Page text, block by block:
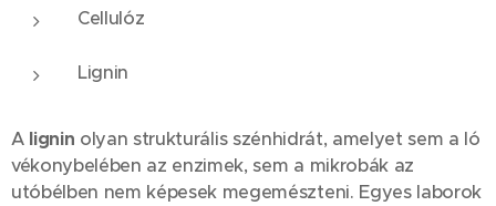
Cellulóz
Lignin
A lignin olyan strukturális szénhidrát, amelyet sem a ló
vékonybelében az enzimek, sem a mikrobák az
utóbélben nem képesek megemészteni. Egyes laborok